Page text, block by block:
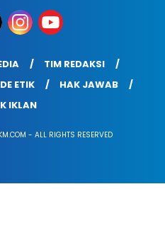
TIM REDAKSI
ETIK
HAK JAWAB
IKLAN
- ALL RIGHTS RESERVED